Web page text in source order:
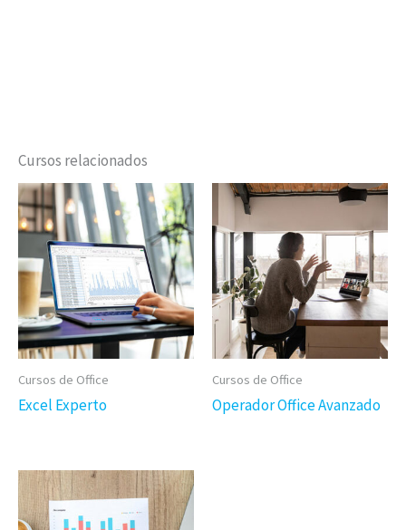
Cursos relacionados
Cursos de Office
Excel Experto
tiene
múltiples
Cursos de Office
Operador Office Avanzado